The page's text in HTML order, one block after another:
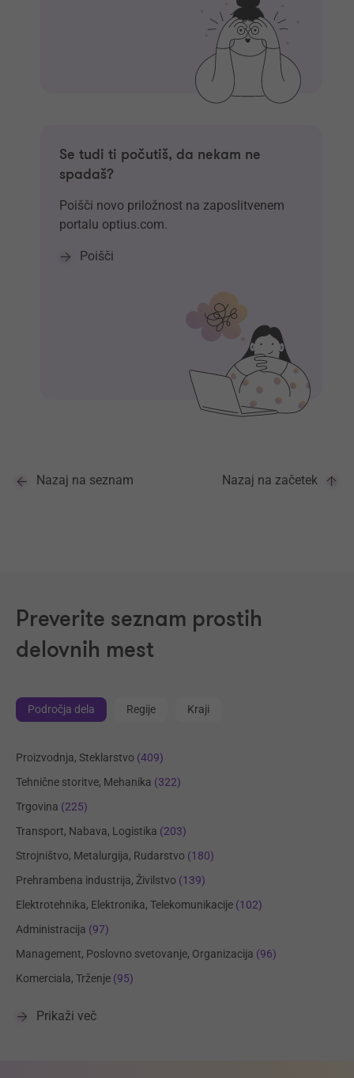
Se tudi ti počutiš, da nekam ne
spadaš?
Poišči novo priložnost na zaposlitvenem
portalu optius.com.
Poišči
Nazaj na seznam Nazaj na začetek
Preverite seznam prostih
delovnih mest
Področja dela Regije Kraji
Proizvodnja, Steklarstvo (409)
Tehnične storitve, Mehanika (322)
Trgovina (225)
Transport, Nabava, Logistika (203)
Strojništvo, Metalurgija, Rudarstvo (180)
Prehrambena industrija, Živilstvo (139)
Elektrotehnika, Elektronika, Telekomunikacije (102)
Administracija (97)
Management, Poslovno svetovanje, Organizacija (96)
Komerciala, Trženje (95)
Prikaži več